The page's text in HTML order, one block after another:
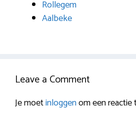
Rollegem
Aalbeke
Leave a Comment
Je moetinloggenom een reactie